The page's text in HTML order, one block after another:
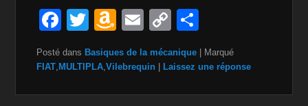
F
c
T
tt
A
a
E
m
ail
C
p
ta
Posté dans Basiques de la mécanique
Marqué
FIAT, MULTIPLA,Vilebrequin Laissez une réponse